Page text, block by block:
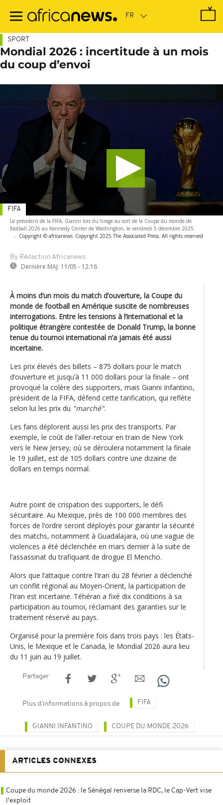
contenu
SPORT
Mondial 2026 : incertitude à un mois
du coup d’envoi
Le président de la FIFA, Gianni lors du tirage au sort de la Coupe du monde de
football 2026 au Kennedy Center de Washington, le vendredi 5 décembre 2025.
- Copyright © africanews Copyright 2025 The Associated Press. All rights reserved
By Rédaction Africanews
Dernière MAJ: 11/05 - 12:16
FIFA
À moins d’un mois du match d’ouverture, la Coupe du
monde de football en Amérique suscite de nombreuses
interrogations. Entre les tensions à l’international et la
politique étrangère contestée de Donald Trump, la bonne
tenue du tournoi international n’a jamais été aussi
incertaine.
Les prix élevés des billets – 875 dollars pour le match
d’ouverture et jusqu’à 11 000 dollars pour la finale – ont
provoqué la colère des supporters, mais Gianni Infantino,
président de la FIFA, défend cette tarification, qui reflète
selon lui les prix du "marché".
Les fans déplorent aussi les prix des transports. Par
exemple, le coût de l’aller-retour en train de New York
vers le New Jersey, où se déroulera notamment la finale
le 19 juillet, est de 105 dollars contre une dizaine de
dollars en temps normal.
Autre point de crispation des supporters, le défi
sécuritaire. Au Mexique, près de 100 000 membres des
forces de l’ordre seront déployés pour garantir la sécurité
des matchs, notamment à Guadalajara, où une vague de
violences a été déclenchée en mars dernier à la suite de
l’assassinat du trafiquant de drogue El Mencho.
Alors que l’attaque contre l’Iran du 28 février a déclenché
un conflit régional au Moyen-Orient, la participation de
l’Iran est incertaine. Téhéran a fixé dix conditions à sa
participation au tournoi, réclamant des garanties sur le
traitement réservé au pays.
Organisé pour la première fois dans trois pays : les États-
Unis, le Mexique et le Canada, le Mondial 2026 aura lieu
du 11 juin au 19 juillet.
Partager
Plus d'informations à propos de FIFA
GIANNI INFANTINO COUPE DU MONDE 2026
ARTICLES CONNEXES
Coupe du monde 2026 : le Sénégal renverse la RDC, le Cap-Vert vise
l'exploit